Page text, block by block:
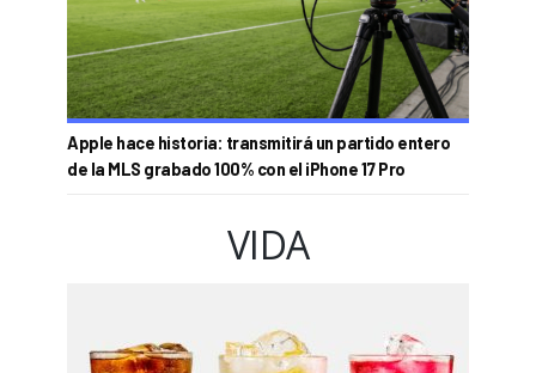
Apple hace historia: transmitirá un partido entero
de la MLS grabado 100% con el iPhone 17 Pro
VIDA